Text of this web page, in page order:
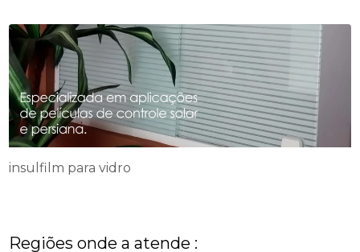
insulfilm para vidro
Regiões onde a atende :